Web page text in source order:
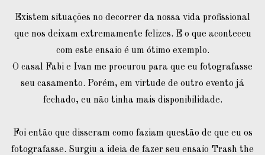
Existem situações no decorrer da nossa vida profissional
que nos deixam extremamente felizes. E o que aconteceu
com este ensaio é um ótimo exemplo.
O casal Fabi e Ivan me procurou para que eu fotografasse
seu casamento. Porém, em virtude de outro evento já
fechado, eu não tinha mais disponibilidade.
Foi então que disseram como faziam questão de que eu os
fotografasse. Surgiu a ideia de fazer seu ensaio Trash the